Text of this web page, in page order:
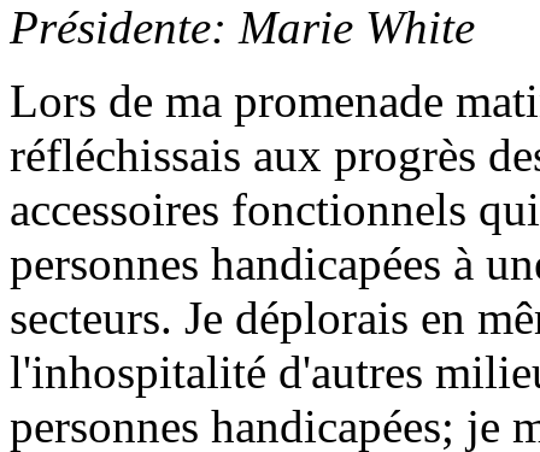
Présidente: Marie White
Lors de ma promenade
réfléchissais aux progrès
accessoires fonctionnels
personnes handicapées à
secteurs. Je déplorais en
l'inhospitalité d'autres
personnes handicapées; je